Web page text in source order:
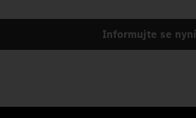
Informujte se nyní